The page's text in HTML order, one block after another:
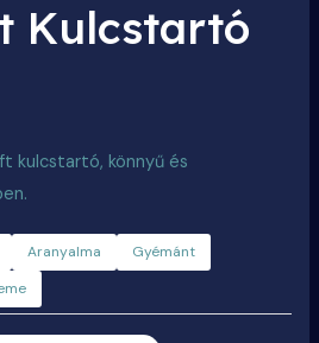
Kulcstartó
kulcstartó, könnyű és
Aranyalma
Gyémánt